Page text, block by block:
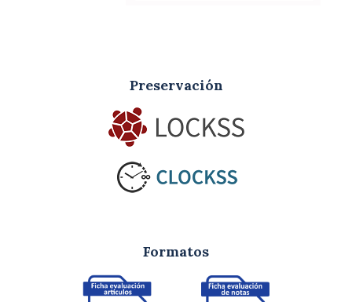
Preservación
Formatos